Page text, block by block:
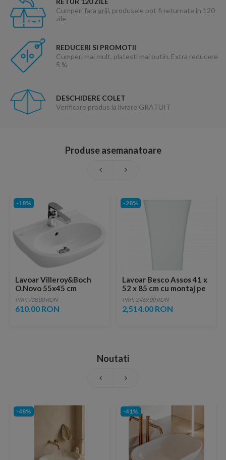
Cumperi fara griji, produsele pot fi returnate in 120
zile
REDUCERI SI PROMOTII
Cumperi mai mult, platesti mai putin. Extra reducere
5 %
DESCHIDERE COLET
Verificare produs la livrare GRATUIT
Produse asemanatoare
-18%
Lavoar Villeroy&Boch
O.Novo 55x45 cm
PRP: 738.00 RON
610.00 RON
-28%
Lavoar Besco Assos 41 x
52 x 85 cm cu montaj pe
pardoseala
PRP: 3,469.00 RON
2,514.00 RON
Noutati
-48% -41%